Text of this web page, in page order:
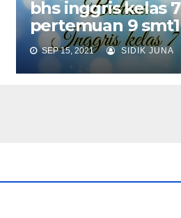
bhs inggris kelas 7
pertemuan 9 smt1
SEP 15, 2021 SIDIK JUNA